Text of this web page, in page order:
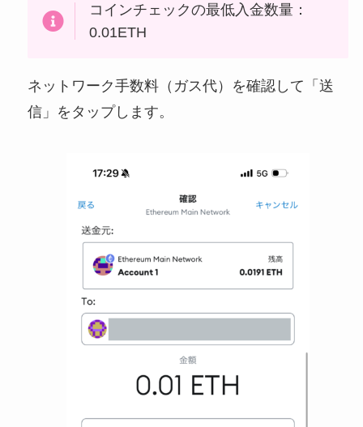
コインチェックの最低入金数量：
0.01ETH
ネットワーク手数料（ガス代）を確認して「送
信」をタップします。